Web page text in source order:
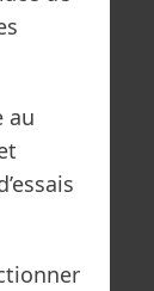
au